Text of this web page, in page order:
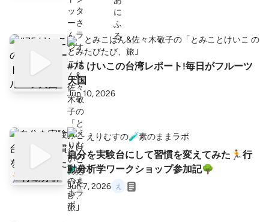
とみこはん&佐々木敬子の「とみことけいこ の
たびたび、旅｣
#75 けいこの台湾レポート!毎日がフルーツ
天国
Jun 10, 2026
えりむすの🧪素のままラボ
自分を実験台にして習慣を変えてみた🏃行
動分析学ワークショップ参加記🌳
Jun 7, 2026